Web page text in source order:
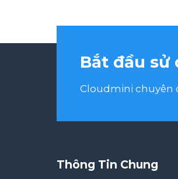
Bắt đầu sử
Cloudmini chuyên
Thông Tin Chung